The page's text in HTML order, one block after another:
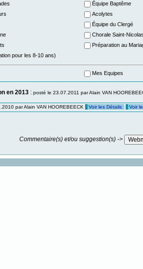
Équipe Baptême
Acolytes
Équipe du Clergé
Chorale Saint-Nicolas
Préparation au
pour les 8-10 ans)
Mes Equipes
en 2013 : posté le 23.07.2011 par Alain VAN
par Alain VAN HOOREBEECK Voir les Détails Voir
Commentaire(s) et/ou suggestion(s) ->